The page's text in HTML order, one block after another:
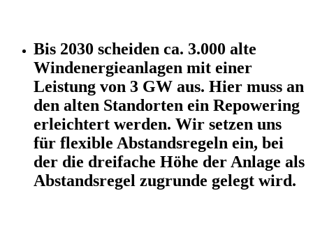
Bis 2030 scheiden ca. 3.000 alte
Windenergieanlagen mit einer
Leistung von 3 GW aus. Hier muss an
den alten Standorten ein Repowering
erleichtert werden. Wir setzen uns
für flexible Abstandsregeln ein, bei
der die dreifache Höhe der Anlage als
Abstandsregel zugrunde gelegt wird.